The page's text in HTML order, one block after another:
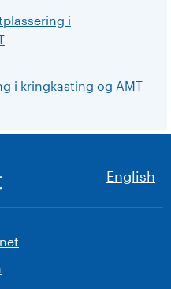
i
i kringkasting og AMT
English